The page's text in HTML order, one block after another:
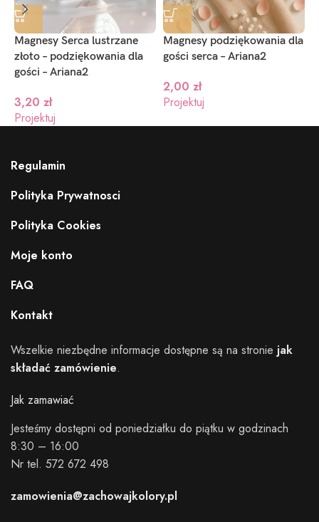
Magnesy Serca lustrzane
złoto – podziękowania dla
gości – Ariana2
3,20 zł
Projektuj
Magnesy podziękowania dla
gości serca – Ariana2
2,00 zł
Projektuj
Regulamin
Polityka Prywatnosci
Polityka Cookies
Moje konto
FAQ
Kontakt
Wszelkie niezbędne informacje dostępne są na stronie jak
składać zamówienie.
Jak zamawiać
Jesteśmy dostępni od poniedziałku do piątku w godzinach
8:30 – 16:00
Nr tel. 572 672 498
zamowienia@zachowajkolory.pl